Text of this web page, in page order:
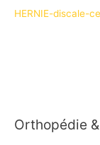
HERNIE-discale-
Orthopédie